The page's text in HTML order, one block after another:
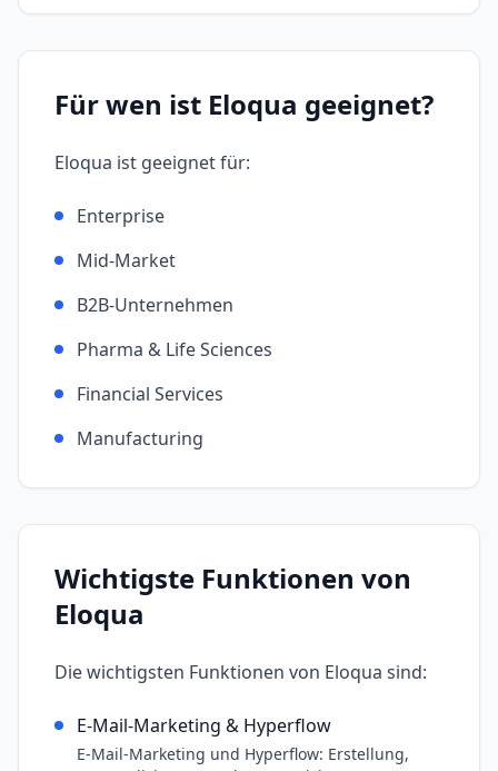
Für wen ist Eloqua geeignet?
Eloqua ist geeignet für:
Enterprise
Mid-Market
B2B-Unternehmen
Pharma & Life Sciences
Financial Services
Manufacturing
Wichtigste Funktionen von
Eloqua
Die wichtigsten Funktionen von Eloqua sind:
E-Mail-Marketing & Hyperflow
E-Mail-Marketing und Hyperflow: Erstellung,